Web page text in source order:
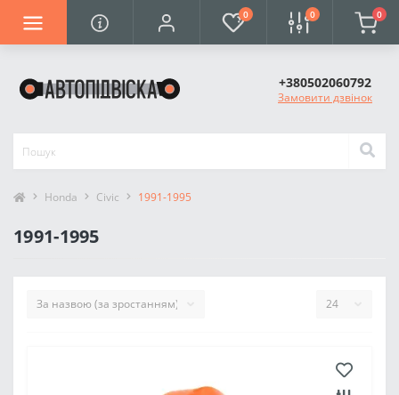
0 0 0
+380502060792
Замовити дзвінок
Honda Civic 1991-1995
1991-1995